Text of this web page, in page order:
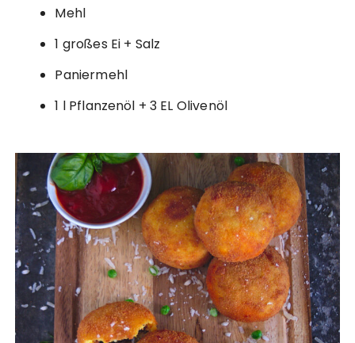
Mehl
1 großes Ei + Salz
Paniermehl
1 l Pflanzenöl + 3 EL Olivenöl